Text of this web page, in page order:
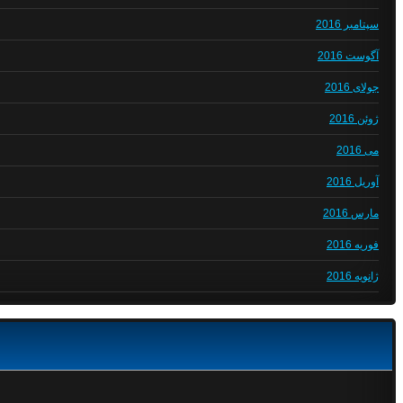
سپتامبر 2016
آگوست 2016
جولای 2016
ژوئن 2016
می 2016
آوریل 2016
مارس 2016
فوریه 2016
ژانویه 2016